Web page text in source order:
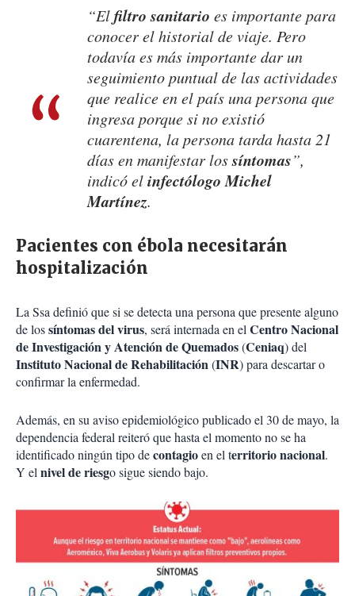
“Elfiltro sanitario es importante para
conocer el historial de viaje. Pero
todavía es más importante dar un
seguimiento puntual de las actividades
que realice en el país una persona que
ingresa porque si no existió
cuarentena, la persona tarda hasta 21
días en manifestar lossíntomas”,
indicó elinfectólogo Michel
Martínez.
Pacientes con ébola necesitarán
hospitalización
La Ssa definió que si se detecta una persona que presente alguno
de lossíntomas del virus, será internada en el Centro Nacional
de Investigación y Atención de Quemados(Ceniaq) del
Instituto Nacional de Rehabilitación(INR) para descartar o
confirmar la enfermedad.
Además, en su aviso epidemiológico publicado el 30 de mayo, la
dependencia federal reiteró que hasta el momento no se ha
identificado ningún tipo decontagioen el territorio nacional.
Y el nivel de riesgo sigue siendo bajo.